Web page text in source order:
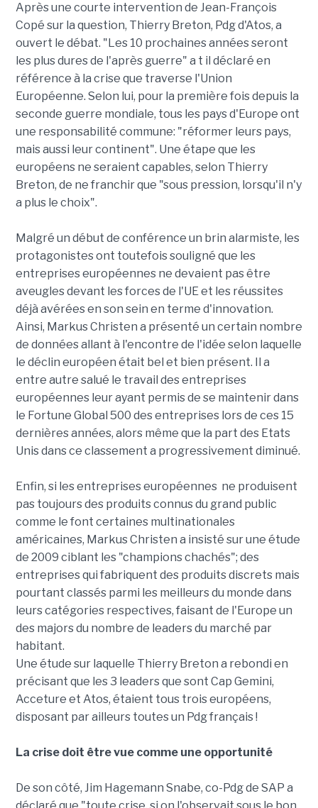
Après une courte intervention de Jean-François
Copé sur la question, Thierry Breton, Pdg d'Atos, a
ouvert le débat. "Les 10 prochaines années seront
les plus dures de l'après guerre" a t il déclaré en
référence à la crise que traverse l'Union
Européenne. Selon lui, pour la première fois depuis la
seconde guerre mondiale, tous les pays d'Europe ont
une responsabilité commune: "réformer leurs pays,
mais aussi leur continent". Une étape que les
européens ne seraient capables, selon Thierry
Breton, de ne franchir que "sous pression, lorsqu'il n'y
a plus le choix".
Malgré un début de conférence un brin alarmiste, les
protagonistes ont toutefois souligné que les
entreprises européennes ne devaient pas être
aveugles devant les forces de l'UE et les réussites
déjà avérées en son sein en terme d'innovation.
Ainsi, Markus Christen a présenté un certain nombre
de données allant à l'encontre de l'idée selon laquelle
le déclin européen était bel et bien présent. Il a
entre autre salué le travail des entreprises
européennes leur ayant permis de se maintenir dans
le Fortune Global 500 des entreprises lors de ces 15
dernières années, alors même que la part des Etats
Unis dans ce classement a progressivement diminué.
Enfin, si les entreprises européennes ne produisent
pas toujours des produits connus du grand public
comme le font certaines multinationales
américaines, Markus Christen a insisté sur une étude
de 2009 ciblant les "champions chachés"; des
entreprises qui fabriquent des produits discrets mais
pourtant classés parmi les meilleurs du monde dans
leurs catégories respectives, faisant de l'Europe un
des majors du nombre de leaders du marché par
habitant.
Une étude sur laquelle Thierry Breton a rebondi en
précisant que les 3 leaders que sont Cap Gemini,
Acceture et Atos, étaient tous trois européens,
disposant par ailleurs toutes un Pdg français !
La crise doit être vue comme une opportunité
De son côté, Jim Hagemann Snabe, co-Pdg de SAP a